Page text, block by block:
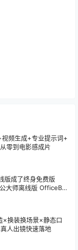
频生成+专业提示词+
零到电影感成片
版成了终身免费版
大师离线版 OfficeBo
×换装换场景×静态口
人出镜快速落地